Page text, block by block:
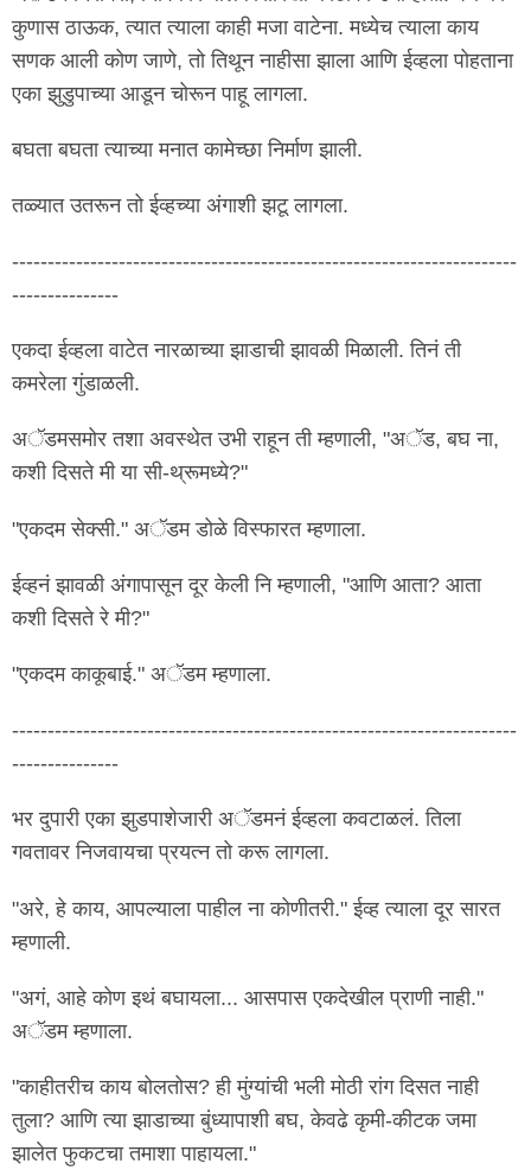
कुणास ठाऊक, त्यात त्याला काही मजा वाटेना. मध्येच त्याला काय
सणक आली कोण जाणे, तो तिथून नाहीसा झाला आणि ईव्हला पोहताना
एका झुडुपाच्या आडून चोरून पाहू लागला.
बघता बघता त्याच्या मनात कामेच्छा निर्माण झाली.
तळ्यात उतरून तो ईव्हच्या अंगाशी झटू लागला.
-----------------------------------------------------------------------
---------------
एकदा ईव्हला वाटेत नारळाच्या झाडाची झावळी मिळाली. तिनं ती
कमरेला गुंडाळली.
अॅडमसमोर तशा अवस्थेत उभी राहून ती म्हणाली, "अॅड, बघ ना,
कशी दिसते मी या सी-थ्रूमध्ये?"
"एकदम सेक्सी." अॅडम डोळे विस्फारत म्हणाला.
ईव्हनं झावळी अंगापासून दूर केली नि म्हणाली, "आणि आता? आता
कशी दिसते रे मी?"
"एकदम काकूबाई." अॅडम म्हणाला.
-----------------------------------------------------------------------
---------------
भर दुपारी एका झुडपाशेजारी अॅडमनं ईव्हला कवटाळलं. तिला
गवतावर निजवायचा प्रयत्न तो करू लागला.
"अरे, हे काय, आपल्याला पाहील ना कोणीतरी." ईव्ह त्याला दूर सारत
म्हणाली.
"अगं, आहे कोण इथं बघायला... आसपास एकदेखील प्राणी नाही."
अॅडम म्हणाला.
"काहीतरीच काय बोलतोस? ही मुंग्यांची भली मोठी रांग दिसत नाही
तुला? आणि त्या झाडाच्या बुंध्यापाशी बघ, केवढे कृमी-कीटक जमा
झालेत फुकटचा तमाशा पाहायला."